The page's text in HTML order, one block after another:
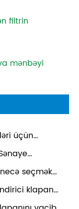
filtrin
mənbəyi
üçün
seçmək
klapan